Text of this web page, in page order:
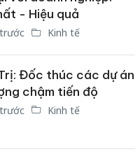
- Hiệu quả
Kinh tế
Đốc thúc các dự án
chậm tiến độ
Kinh tế